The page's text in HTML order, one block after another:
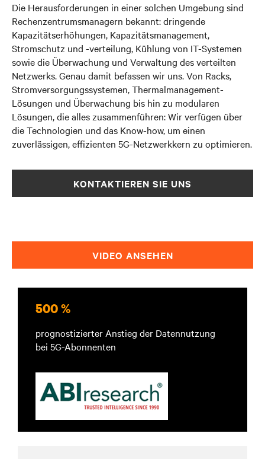
Die Herausforderungen in einer solchen Umgebung sind
Rechenzentrumsmanagern bekannt:dringende
Kapazitätserhöhungen, Kapazitätsmanagement,
Stromschutz und -verteilung, Kühlung von IT-Systemen
sowie die Überwachung und Verwaltung des verteilten
Netzwerks. Genau damit befassen wir uns.Von Racks,
Stromversorgungssystemen, Thermalmanagement-
Lösungen und Überwachung bis hin zu modularen
Lösungen, die alles zusammenführen: Wir verfügen über
die Technologien und das Know-how, um einen
zuverlässigen, effizienten 5G-Netzwerkkern zu optimieren.
KONTAKTIEREN SIE UNS
VIDEO ANSEHEN
500 %
prognostizierter Anstieg der Datennutzung
bei 5G-Abonnenten